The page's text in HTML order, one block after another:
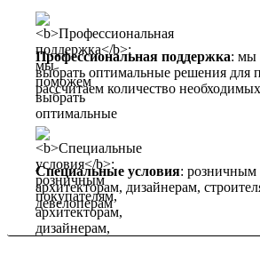
Профессиональная поддержка: мы
выбрать оптимальные решения для
рассчитаем количество
Специальные условия: розничным
архитекторам, дизайнерам,
девелоперам